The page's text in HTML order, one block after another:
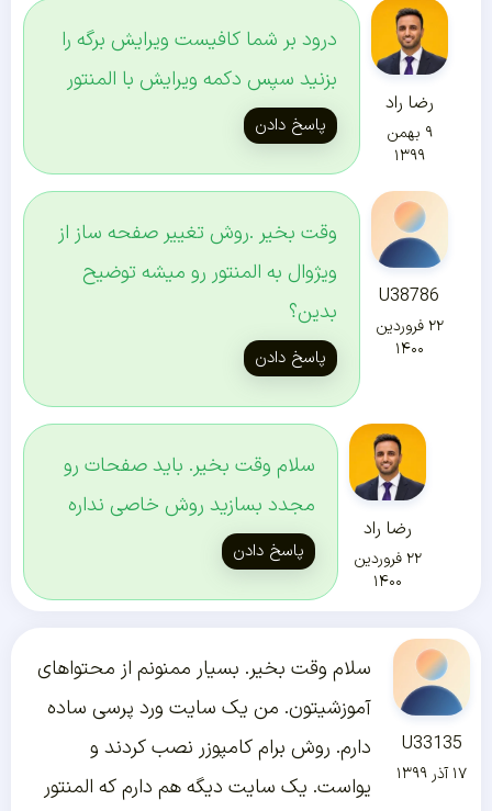
رضا راد
۹ بهمن
۱۳۹۹
درود بر شما کافیست ویرایش برگه را
بزنید سپس دکمه ویرایش با المنتور
پاسخ دادن
U38786
۲۲ فروردین
۱۴۰۰
وقت بخیر .روش تغییر صفحه ساز از
ویژوال به المنتور رو میشه توضیح
بدین؟
پاسخ دادن
رضا راد
۲۲ فروردین
۱۴۰۰
سلام وقت بخیر. باید صفحات رو
مجدد بسازید روش خاصی نداره
پاسخ دادن
U33135
۱۷ آذر ۱۳۹۹
سلام وقت بخیر. بسیار ممنونم از محتواهای
آموزشیتون. من یک سایت ورد پرسی ساده
دارم. روش برام کامپوزر نصب کردند و
یواست. یک سایت دیگه هم دارم که المنتور